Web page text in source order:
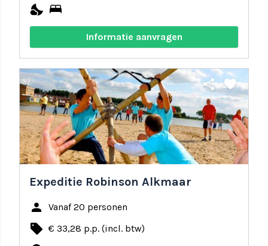
nights_stay bed
Informatie aanvragen
share favorite
Expeditie Robinson Alkmaar
person Vanaf 20 personen
local_offer € 33,28 p.p. (incl. btw)